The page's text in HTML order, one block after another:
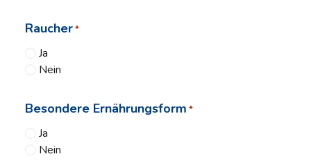
Raucher*
Ja
Nein
Besondere Ernährungsform *
Ja
Nein